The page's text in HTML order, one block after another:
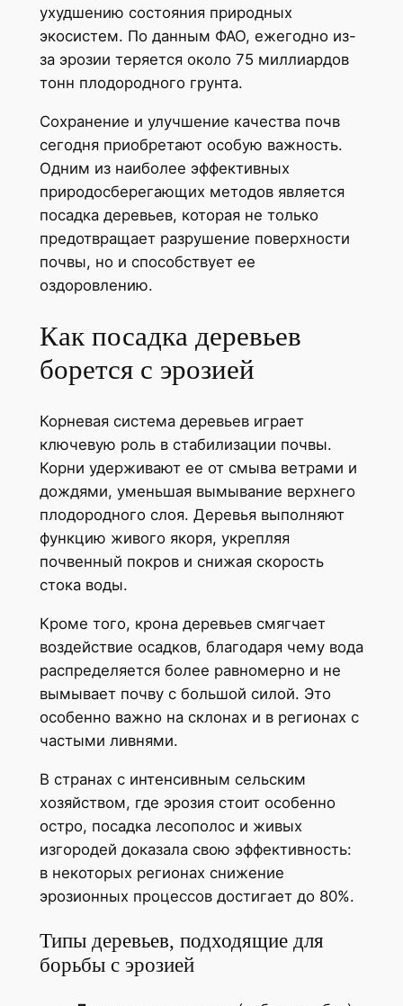
ухудшению состояния природных
экосистем. По данным ФАО, ежегодно из-
за эрозии теряется около 75 миллиардов
тонн плодородного грунта.
Сохранение и улучшение качества почв
сегодня приобретают особую важность.
Одним из наиболее эффективных
природосберегающих методов является
посадка деревьев, которая не только
предотвращает разрушение поверхности
почвы, но и способствует ее
оздоровлению.
Как посадка деревьев
борется с эрозией
Корневая система деревьев играет
ключевую роль в стабилизации почвы.
Корни удерживают ее от смыва ветрами и
дождями, уменьшая вымывание верхнего
плодородного слоя. Деревья выполняют
функцию живого якоря, укрепляя
почвенный покров и снижая скорость
стока воды.
Кроме того, крона деревьев смягчает
воздействие осадков, благодаря чему вода
распределяется более равномерно и не
вымывает почву с большой силой. Это
особенно важно на склонах и в регионах с
частыми ливнями.
В странах с интенсивным сельским
хозяйством, где эрозия стоит особенно
остро, посадка лесополос и живых
изгородей доказала свою эффективность:
в некоторых регионах снижение
эрозионных процессов достигает до 80%.
Типы деревьев, подходящие для
борьбы с эрозией